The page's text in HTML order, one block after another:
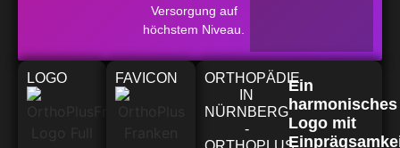
Versorgung auf
höchstem Niveau.
ORTHOPÄDIE
IN
NÜRNBERG
-
Ein
harmonisches
Logo mit
LOGO FAVICON